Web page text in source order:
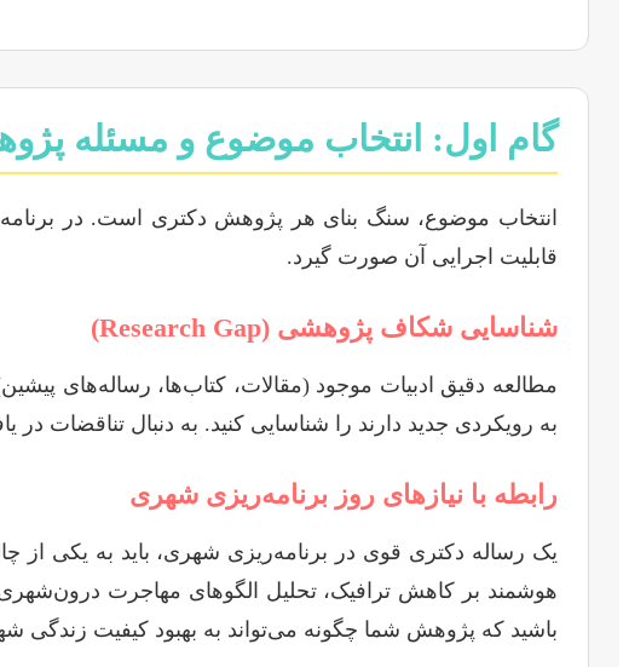
گام اول: انتخاب موضوع و مسئله
انتخاب موضوع، سنگ بنای هر پژوهش دکتری است. در
قابلیت اجرایی آن صورت گیرد.
شناسایی شکاف پژوهشی (Research Gap)
مطالعه دقیق ادبیات موجود (مقالات، کتاب‌ها، رساله‌های
به رویکردی جدید دارند را شناسایی کنید. به دنبال تناقضات
رابطه با نیازهای روز برنامه‌ریزی شهری
یک رساله دکتری قوی در برنامه‌ریزی شهری، باید به یکی از
هوشمند بر کاهش ترافیک، تحلیل الگوهای مهاجرت
باشید که پژوهش شما چگونه می‌تواند به بهبود کیفیت